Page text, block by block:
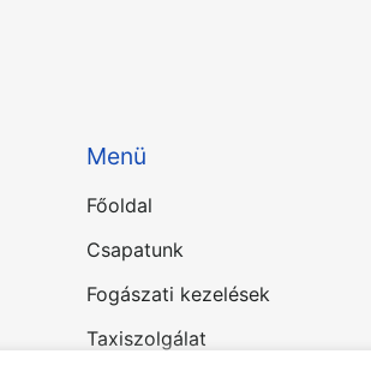
Menü
Főoldal
Csapatunk
Fogászati kezelések
Taxiszolgálat